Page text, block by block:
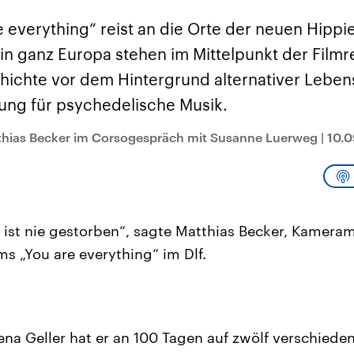
und
gehören die
Staaten zu
der Erde, mit
Einfluss auf das
Weltgeschehen.
palästinensischen
Hamas im Oktober 2023
Region wieder die
Gewalt entfacht. Israel
möchte die Hamas
vom Iran unterstützt.
Islamischen
1979 auch
Republik Iran – ist
Religionsführer
Staatsideologie
everything“ reist an die Orte der neuen
ganz Europa stehen im Mittelpunkt der
vor dem Hintergrund alternativer
für psychedelische Musik.
Becker im Corsogespräch mit Susanne Luerweg |
nie gestorben“, sagte Matthias Becker,
„You are everything“ im Dlf.
Geller hat er an 100 Tagen auf zwölf